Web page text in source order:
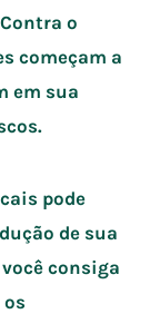
o
começam a
em sua
pode
de sua
consiga